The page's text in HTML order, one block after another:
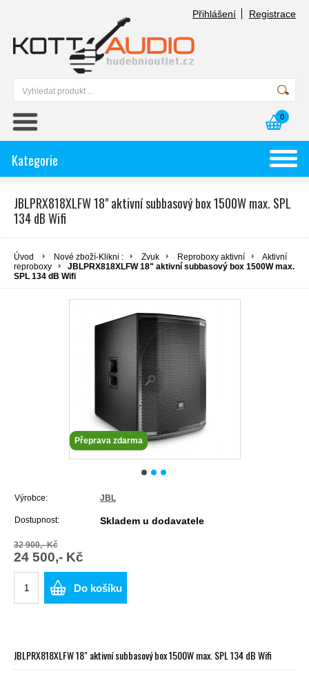
Přihlášení Registrace
0
Kategorie
JBLPRX818XLFW 18" aktivní subbasový box 1500W max. SPL
134 dB Wifi
Úvod Nové zboží-Klikni : Zvuk Reproboxy aktivní
Aktivní
reproboxy
JBLPRX818XLFW 18" aktivní subbasový box 1500W max.
SPL 134 dB Wifi
Přeprava zdarma
Výrobce: JBL
Dostupnost: Skladem u dodavatele
32 900,- Kč
24 500,- Kč
Do košíku
JBLPRX818XLFW 18" aktivní subbasový box 1500W max. SPL 134 dB Wifi